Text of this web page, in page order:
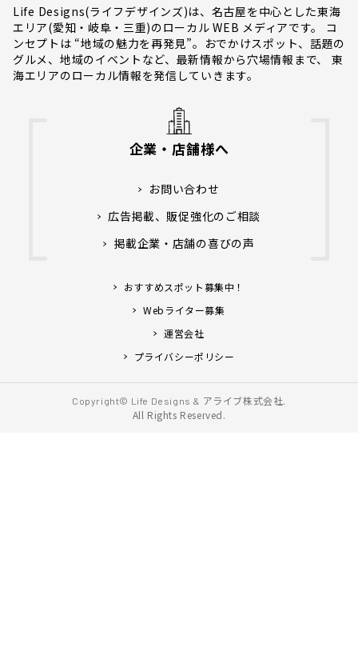
Life Designs(ライフデザインズ)は、名古屋を中心とした東海
エリア(愛知・岐阜・三重)のローカル WEB メディアです。 コ
ンセプトは “地域の魅力を再発見”。おでかけスポット、話題の
グルメ、地域のイベントなど、最新情報から穴場情報まで、 東
海エリアのローカル情報を発信していきます。
企業・店舗様へ
お問い合わせ
広告掲載、販促強化のご相談
掲載企業・店舗の喜びの声
おすすめスポット募集中！
Webライター募集
運営会社
プライバシーポリシー
Copyright© Life Designs & アライブ株式会社.
All Rights Reserved.